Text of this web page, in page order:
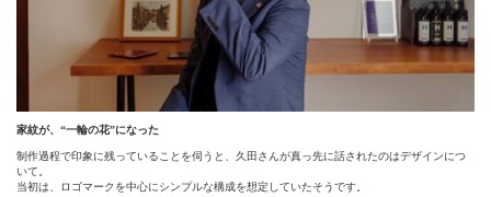
家紋が、“一輪の花”になった
制作過程で印象に残っていることを伺うと、久田さんが真っ先に話されたのはデザインにつ
いて。
当初は、ロゴマークを中心にシンプルな構成を想定していたそうです。